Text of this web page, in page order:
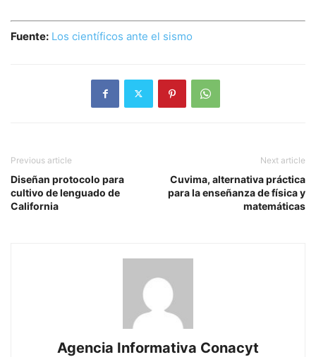
Fuente: Los científicos ante el sismo
Previous article
Diseñan protocolo para
cultivo de lenguado de
California
Next article
Cuvima, alternativa práctica
para la enseñanza de física y
matemáticas
Agencia Informativa Conacyt